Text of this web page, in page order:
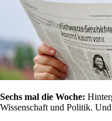
Sechs mal die Woche:
Wissenschaft und Politik.